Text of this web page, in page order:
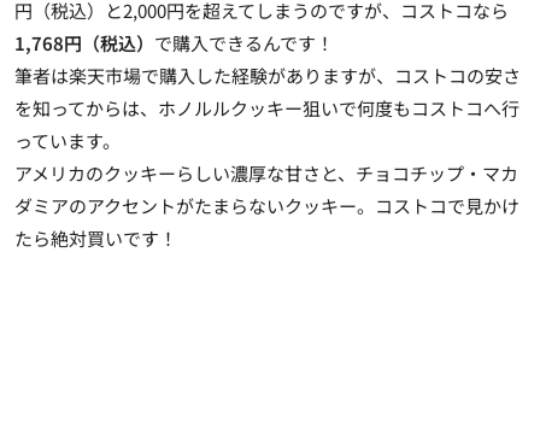
円（税込）と2,000円を超えてしまうのですが、コストコなら
1,768円（税込） で購入できるんです！
筆者は楽天市場で購入した経験がありますが、コストコの安さ
を知ってからは、ホノルルクッキー狙いで何度もコストコへ行
っています。
アメリカのクッキーらしい濃厚な甘さと、チョコチップ・マカ
ダミアのアクセントがたまらないクッキー。コストコで見かけ
たら絶対買いです！